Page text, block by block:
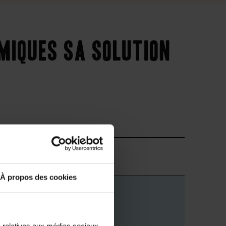
À propos des cookies
sa solution